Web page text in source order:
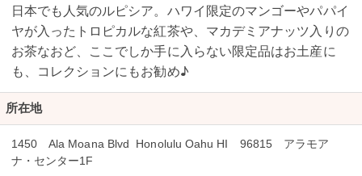
日本でも人気のルピシア。ハワイ限定のマンゴーやパパイ
ヤが入ったトロピカルな紅茶や、マカデミアナッツ入りの
お茶なおど、ここでしか手に入らない限定品はお土産に
も、コレクションにもお勧め♪
所在地
1450 Ala Moana Blvd Honolulu Oahu HI 96815 アラモア
ナ・センター1F